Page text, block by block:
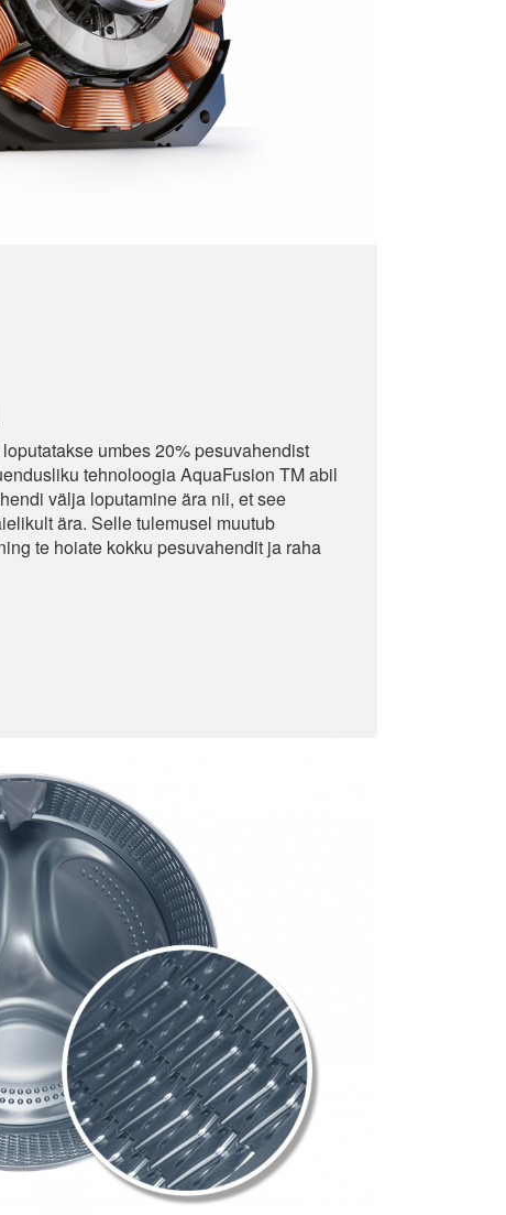
umbes 20% pesuvahendist
tehnoloogia AquaFusion TM abil
välja loputamine ära nii, et see
ära. Selle tulemusel muutub
te hoiate kokku pesuvahendit ja raha